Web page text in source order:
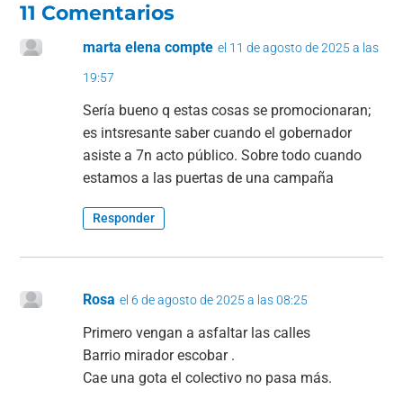
11 Comentarios
marta elena compte el 11 de agosto de 2025 a las
19:57
Sería bueno q estas cosas se promocionaran;
es intsresante saber cuando el gobernador
asiste a 7n acto público. Sobre todo cuando
estamos a las puertas de una campaña
Responder
Rosa el 6 de agosto de 2025 a las 08:25
Primero vengan a asfaltar las calles
Barrio mirador escobar .
Cae una gota el colectivo no pasa más.